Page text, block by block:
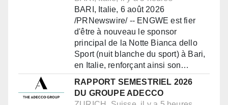
BARI, Italie, 6 août 2026
/PRNewswire/ -- ENGWE est fier
d'être à nouveau le sponsor
principal de la Notte Bianca dello
Sport (nuit blanche du sport) à Bari,
en Italie, renforçant ainsi son…
RAPPORT SEMESTRIEL 2026
DU GROUPE ADECCO